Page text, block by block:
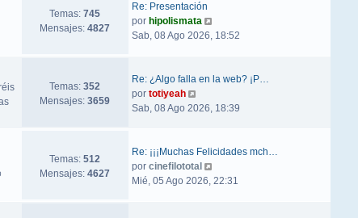
Temas: 745
Mensajes: 4827
Re: Presentación
por hipolismata
Sab, 08 Ago 2026, 18:52
Temas: 352
Mensajes: 3659
Re: ¿Algo falla en la web? ¡P…
por totiyeah
Sab, 08 Ago 2026, 18:39
Temas: 512
Mensajes: 4627
Re: ¡¡¡Muchas Felicidades mch…
por cinefilototal
Mié, 05 Ago 2026, 22:31